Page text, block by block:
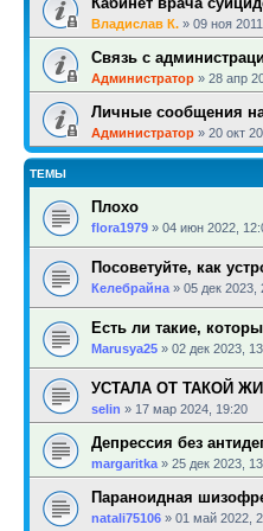
Владислав К. » 09 ноя
Связь с
Администратор » 28 апр
Личные сообщения
Администратор » 20 окт
ТЕМЫ
Плохо
flora1979 » 04 июн 2022,
Посоветуйте, как
Келебрайна » 05 дек 2023,
Есть ли такие,
Marusya25 » 02 дек 2023,
УСТАЛА ОТ ТАКОЙ
selin » 17 мар 2024, 19:20
Депрессия без
margaritka » 25 дек 2023,
Параноидная
natali75106 » 01 май 2022,